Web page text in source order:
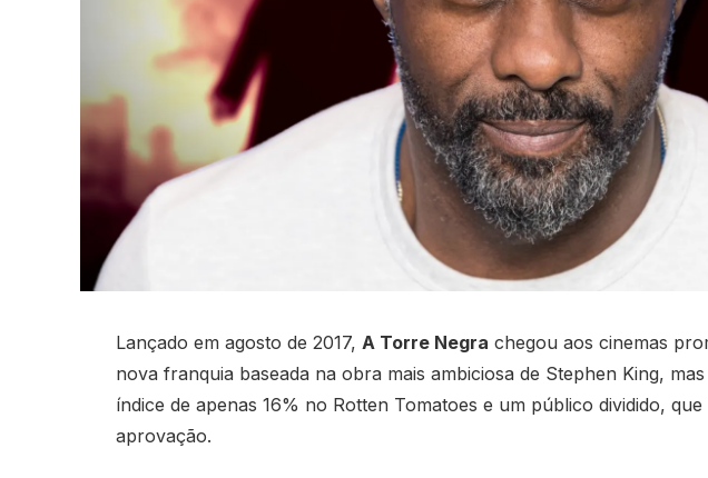
Lançado em agosto de 2017, A Torre Negra chegou aos cinemas
nova franquia baseada na obra mais ambiciosa de Stephen King,
índice de apenas 16% no Rotten Tomatoes e um público dividido,
aprovação.